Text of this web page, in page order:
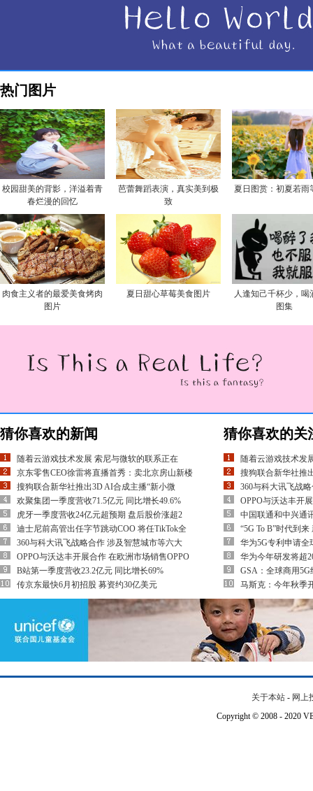
热门图片
校园甜美的背影，洋溢着青
春烂漫的回忆
芭蕾舞蹈表演，真实美到极
致
夏日图赏：初夏若雨
肉食主义者的最爱美食烤肉
图片
夏日甜心草莓美食图片
人逢知己千杯少，喝
图集
猜你喜欢的新闻
随着云游戏技术发展 索尼与微软的联系正在
京东零售CEO徐雷将直播首秀：卖北京房山新楼
搜狗联合新华社推出3D AI合成主播“新小微
欢聚集团一季度营收71.5亿元 同比增长49.6%
虎牙一季度营收24亿元超预期 盘后股价涨超2
迪士尼前高管出任字节跳动COO 将任TikTok全
360与科大讯飞战略合作 涉及智慧城市等六大
OPPO与沃达丰开展合作 在欧洲市场销售OPPO
B站第一季度营收23.2亿元 同比增长69%
传京东最快6月初招股 募资约30亿美元
猜你喜欢的关
随着云游戏技术发
搜狗联合新华社推
360与科大讯飞战
OPPO与沃达丰开
中国联通和中兴通
“5G To B”时代到
华为5G专利申请全
华为今年研发将超
GSA：全球商用
马斯克：今年秋季
关于本站 - 网上
Copyright © 2008 - 2020